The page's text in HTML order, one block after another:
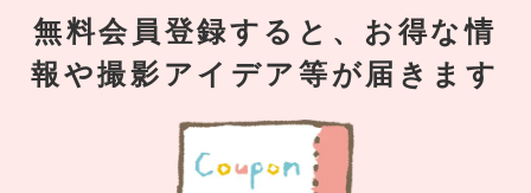
無料会員登録すると、お得な情
報や撮影アイデア等が届きます